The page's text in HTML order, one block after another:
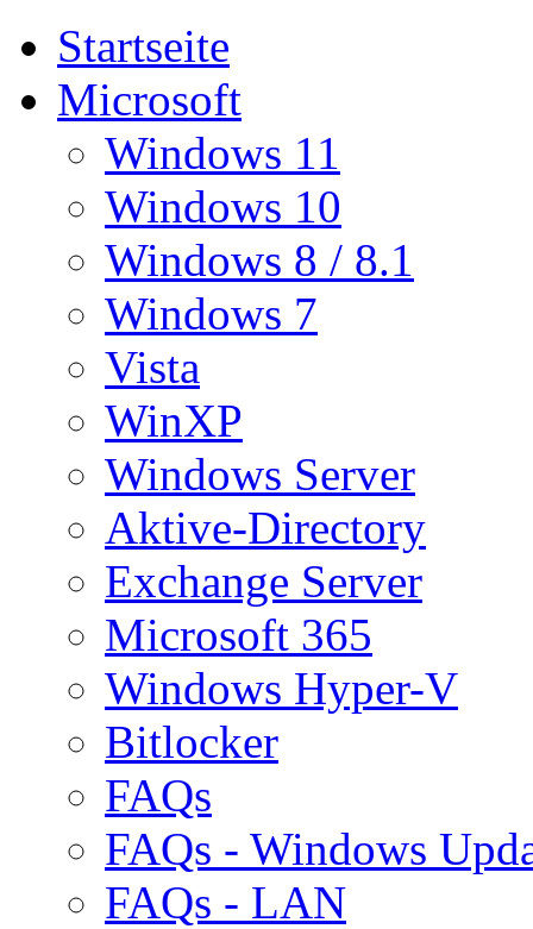
Startseite
Microsoft
Windows 11
Windows 10
Windows 8 / 8.1
Windows 7
Vista
WinXP
Windows Server
Aktive-Directory
Exchange Server
Microsoft 365
Windows Hyper-V
Bitlocker
FAQs
FAQs - Windows
FAQs - LAN